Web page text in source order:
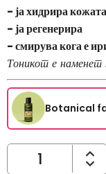
- ја хидрира кожата
- ја регенерира
- смирува кога е
Тоникот е
Botanical